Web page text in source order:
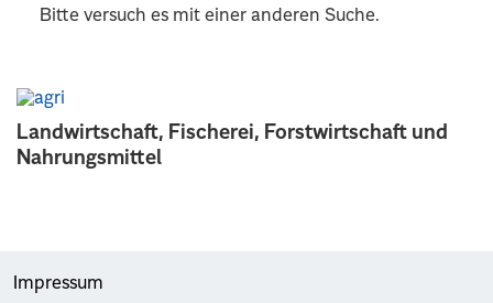
Landwirtschaft, Fischerei, Forstwirtschaft und
Nahrungsmittel
Bitte versuch es mit einer anderen Suche.
Impressum